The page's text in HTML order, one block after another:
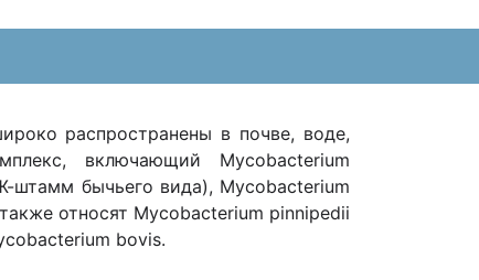
распространены в почве, воде,
включающий Mycobacterium
штамм бычьего вида), Mycobacterium
относят Mycobacterium pinnipedii
bovis.